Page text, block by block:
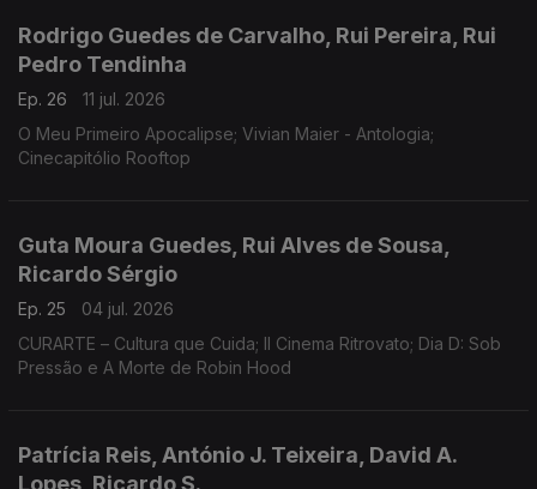
Rodrigo Guedes de Carvalho, Rui Pereira, Rui
Pedro Tendinha
Ep. 26
11 jul. 2026
O Meu Primeiro Apocalipse; Vivian Maier - Antologia;
Cinecapitólio Rooftop
Guta Moura Guedes, Rui Alves de Sousa,
Ricardo Sérgio
Ep. 25
04 jul. 2026
CURARTE – Cultura que Cuida; Il Cinema Ritrovato; Dia D: Sob
Pressão e A Morte de Robin Hood
Patrícia Reis, António J. Teixeira, David A.
Lopes, Ricardo S.